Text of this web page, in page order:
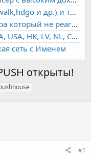
Популярные кино базы (moonwalk,hdgo и др.) и торренты в одном плеере для вашего сайта
Посоветуйте пожалуйста хостера который не реагирует на ркн
THE.HOSTING - VPS/VDS - MD, UA, USA, HK, LV, NL, CA, DE, SK, CZE, GB, IL, TR, PL, BG, RO, IT, FL, HU, PT.
сеть с Именем
открыты!
#1